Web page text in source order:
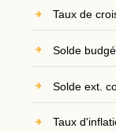
Taux de
Solde
Solde ext.
Taux